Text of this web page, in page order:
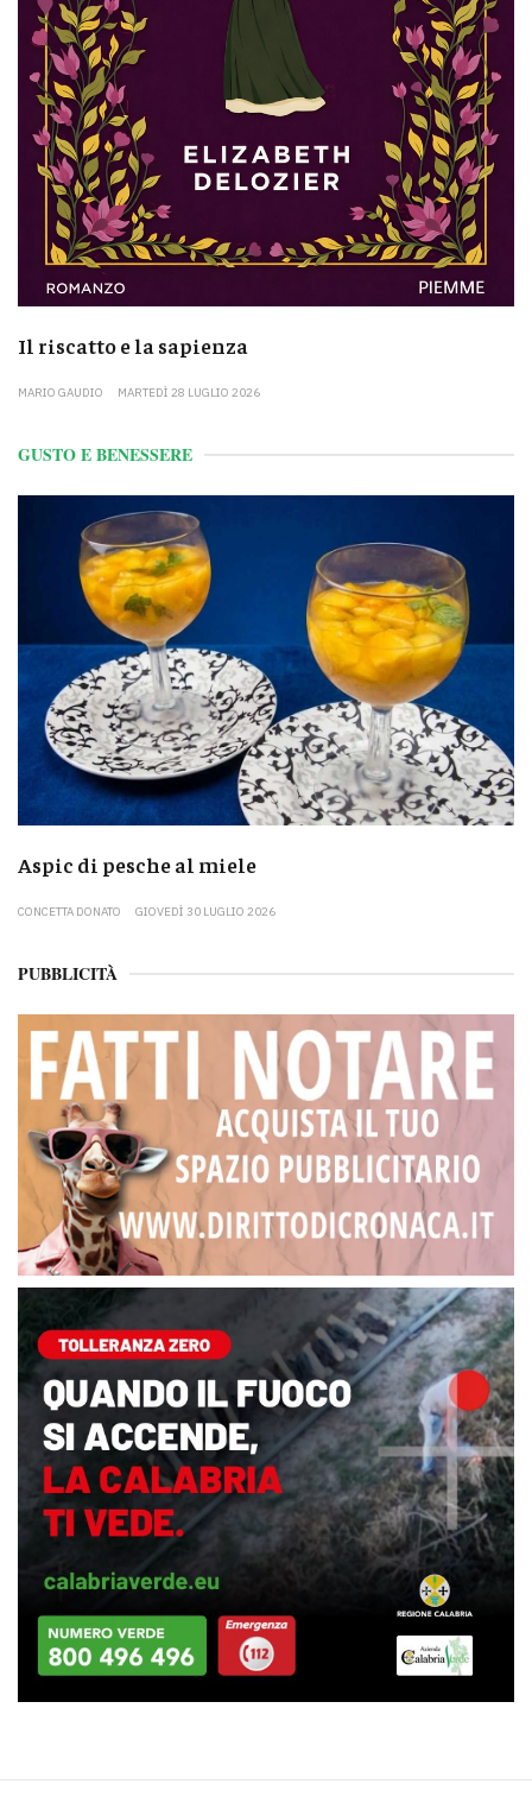
Il riscatto e la sapienza
MARIO GAUDIO MARTEDÌ 28 LUGLIO 2026
GUSTO E BENESSERE
Aspic di pesche al miele
CONCETTA DONATO GIOVEDÌ 30 LUGLIO 2026
PUBBLICITÀ